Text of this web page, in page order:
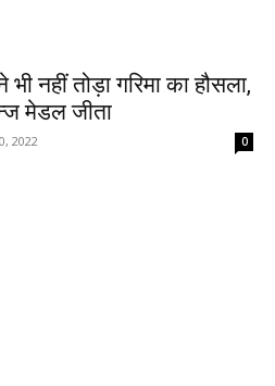
नहीं तोड़ा गरिमा का हौसला,
मेडल जीता
2022 0